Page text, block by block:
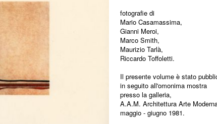
fotografie di
Mario Casamassima,
Gianni Meroi,
Marco Smith,
Maurizio Tarlà,
Riccardo Toffoletti.
Il presente volume è stato
in seguito all'omonima mostra
presso la galleria,
A.A.M. Architettura Arte
maggio - giugno 1981.